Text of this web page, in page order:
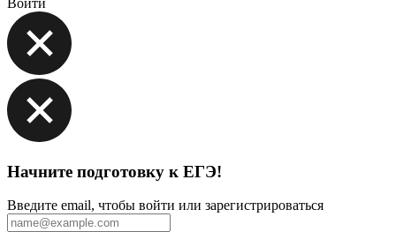
Войти
Начните подготовку к ЕГЭ!
Введите email, чтобы войти или зарегистрироваться